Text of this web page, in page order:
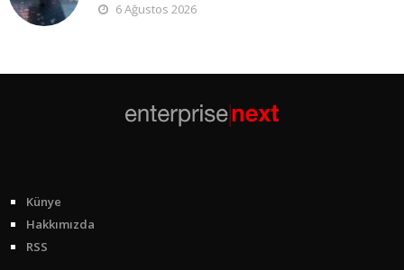
6 Ağustos 2026
Künye
Hakkımızda
RSS